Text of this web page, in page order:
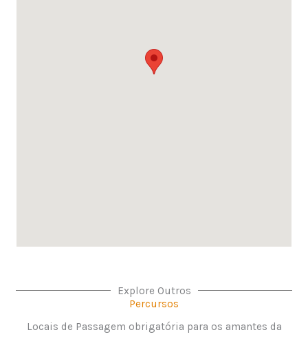
Explore Outros
Percursos
Locais de Passagem obrigatória para os amantes da